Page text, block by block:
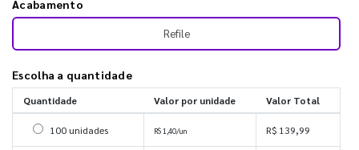
Acabamento
Refile
Escolha a quantidade
Quantidade Valor por unidade Valor Total
Selecionar 100 unidades
100 unidades R$ 1,40/un R$ 139,99